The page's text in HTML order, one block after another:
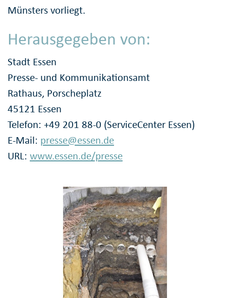
Münsters vorliegt.
Herausgegeben von:
Stadt Essen
Presse- und Kommunikationsamt
Rathaus, Porscheplatz
45121 Essen
Telefon: +49 201 88-0 (ServiceCenter Essen)
E-Mail: presse@essen.de
URL: www.essen.de/presse